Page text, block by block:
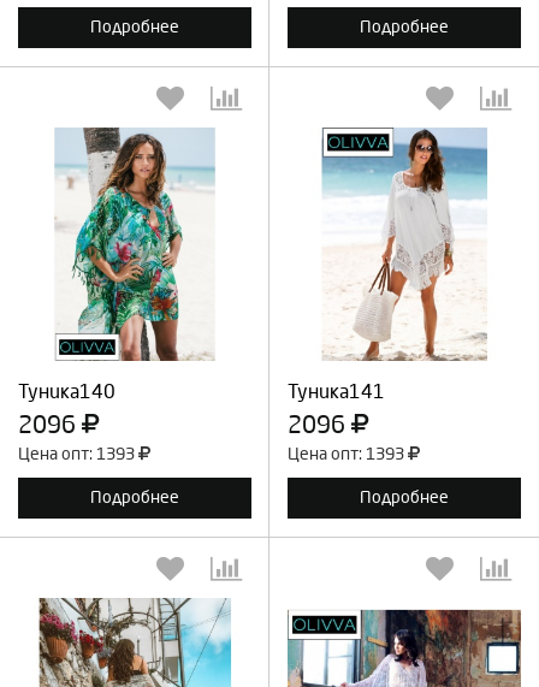
Подробнее Подробнее
Туника140
2096
Цена опт: 1393
Подробнее
Выберите количество:
Продолжить Отмена
Туника141
2096
Цена опт: 1393
Подробнее
Выберите количество:
Продолжить Отмена